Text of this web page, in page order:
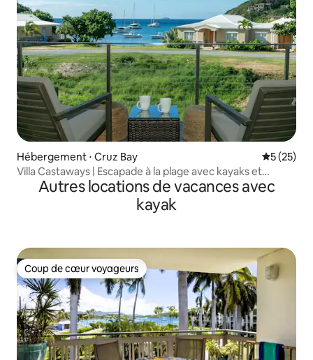
Hébergement ⋅ Cruz Bay
5 (25)
Villa Castaways | Escapade à la plage avec kayaks et
paddlesAutres locations de vacances avec
kayak
Coup de cœur voyageurs
Coup de cœur voyageurs